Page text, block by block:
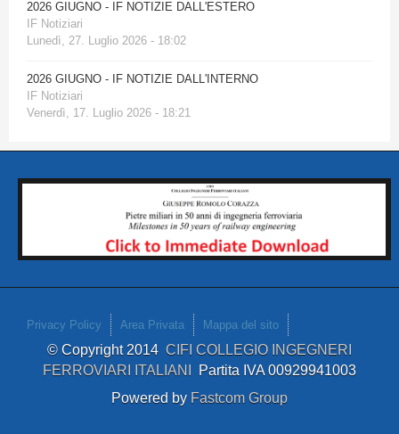
2026 GIUGNO - IF NOTIZIE DALL'ESTERO
IF Notiziari
Lunedì, 27. Luglio 2026 - 18:02
2026 GIUGNO - IF NOTIZIE DALL'INTERNO
IF Notiziari
Venerdì, 17. Luglio 2026 - 18:21
Privacy Policy Area Privata Mappa del sito
© Copyright 2014 CIFI COLLEGIO INGEGNERI
FERROVIARI ITALIANI Partita IVA 00929941003
Powered by Fastcom Group